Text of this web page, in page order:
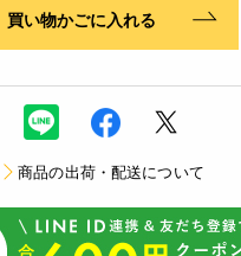
買い物かごに入れる
商品の出荷・配送について